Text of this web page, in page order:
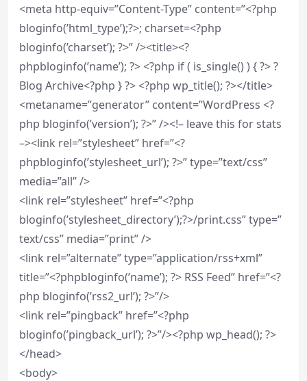
<meta http-equiv=”Content-Type” content=”<?php
bloginfo(’html_type’);?>; charset=<?php
bloginfo(’charset’); ?>” /><title><?
phpbloginfo(’name’); ?> <?php if ( is_single() ) { ?> ?
Blog Archive<?php } ?> <?php wp_title(); ?></title>
<metaname=”generator” content=”WordPress <?
php bloginfo(’version’); ?>” /><!– leave this for stats
–><link rel=”stylesheet” href=”<?
phpbloginfo(’stylesheet_url’); ?>” type=”text/css”
media=”all” />
<link rel=”stylesheet” href=”<?php
bloginfo(’stylesheet_directory’);?>/print.css” type=”
text/css” media=”print” />
<link rel=”alternate” type=”application/rss+xml”
title=”<?phpbloginfo(’name’); ?> RSS Feed” href=”<?
php bloginfo(’rss2_url’); ?>”/>
<link rel=”pingback” href=”<?php
bloginfo(’pingback_url’); ?>”/><?php wp_head(); ?>
</head>
<body>